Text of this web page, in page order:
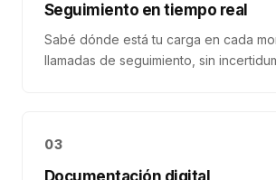
Seguimiento en tiempo real
Sabé dónde está tu carga en cada
llamadas de seguimiento, sin
03
Documentación digital